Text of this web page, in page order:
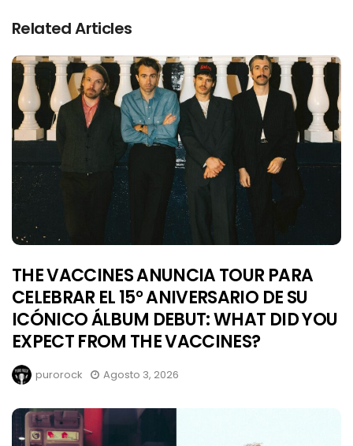
Related Articles
THE VACCINES ANUNCIA TOUR PARA
CELEBRAR EL 15° ANIVERSARIO DE SU
ICÓNICO ÁLBUM DEBUT: WHAT DID YOU
EXPECT FROM THE VACCINES?
purorock Agosto 3, 2026